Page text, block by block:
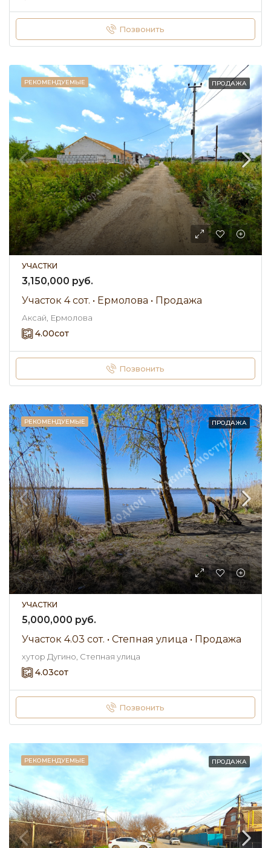
Позвонить
РЕКОМЕНДУЕМЫЕ ПРОДАЖА
УЧАСТКИ
3,150,000 руб.
Участок 4 сот. • Ермолова • Продажа
Аксай, Ермолова
4.00сот
Позвонить
РЕКОМЕНДУЕМЫЕ ПРОДАЖА
УЧАСТКИ
5,000,000 руб.
Участок 4.03 сот. • Степная улица • Продажа
хутор Дугино, Степная улица
4.03сот
Позвонить
РЕКОМЕНДУЕМЫЕ ПРОДАЖА